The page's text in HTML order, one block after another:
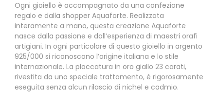
Ogni gioiello è accompagnato da una confezione
regalo e dalla shopper Aquaforte. Realizzata
interamente a mano, questa creazione Aquaforte
nasce dalla passione e dall’esperienza di maestri orafi
artigiani. In ogni particolare di questo gioiello in argento
925/000 si riconoscono l’origine italiana e lo stile
internazionale. La placcatura in oro giallo 23 carati,
rivestita da uno speciale trattamento, è rigorosamente
eseguita senza alcun rilascio di nichel e cadmio.